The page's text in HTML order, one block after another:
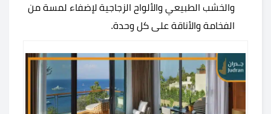
والخشب الطبيعي والألواح الزجاجية لإضفاء لمسة من
الفخامة والأناقة على كل وحدة.